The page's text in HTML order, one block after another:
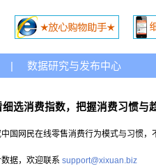
| 数据研究与发布中心
选消费指数，把握消费习惯与
中国网民在线零售消费行为模式与习惯
据，欢迎联系 support@xixuan.biz